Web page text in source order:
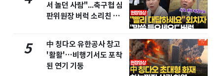
서 놀던 사람"...축구협 심
판위원장 버럭 소리친 이
5
中 칭다오 유한공사 창고
'활활'…비행기서도 포착
된 연기 기둥